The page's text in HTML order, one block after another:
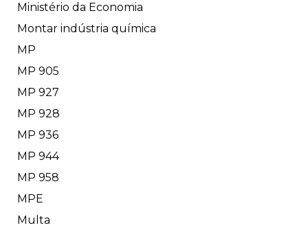
Ministério da Economia
Montar indústria química
MP
MP 905
MP 927
MP 928
MP 936
MP 944
MP 958
MPE
Multa